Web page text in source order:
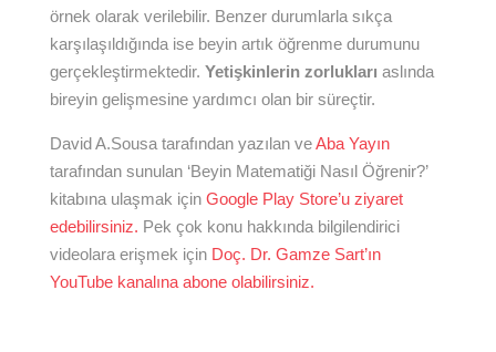
örnek olarak verilebilir. Benzer durumlarla sıkça
karşılaşıldığında ise beyin artık öğrenme durumunu
gerçekleştirmektedir. Yetişkinlerin zorlukları aslında
bireyin gelişmesine yardımcı olan bir süreçtir.
David A.Sousa tarafından yazılan veAba Yayın
tarafından sunulan ‘Beyin Matematiği Nasıl Öğrenir?’
kitabına ulaşmak için Google Play Store’u ziyaret
edebilirsiniz. Pek çok konu hakkında bilgilendirici
videolara erişmek için Doç. Dr. Gamze Sart’ın
YouTube kanalına abone olabilirsiniz.